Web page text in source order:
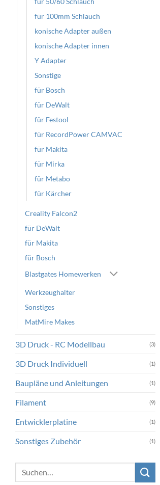
für 100mm Schlauch
konische Adapter außen
konische Adapter innen
Y Adapter
Sonstige
für Bosch
für DeWalt
für Festool
für RecordPower CAMVAC
für Makita
für Mirka
für Metabo
für Kärcher
Creality Falcon2
für DeWalt
für Makita
für Bosch
Blastgates Homewerken
Werkzeughalter
Sonstiges
MatMire Makes
3D Druck - RC Modellbau (3)
3D Druck Individuell (1)
Baupläne und Anleitungen (1)
Filament (9)
Entwicklerplatine (1)
Sonstiges Zubehör (1)
Suchen
nach: